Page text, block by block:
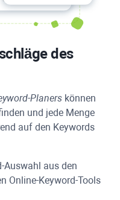
des
Planers können
und jede Menge
auf den Keywords
Auswahl aus den
Online-Keyword-Tools